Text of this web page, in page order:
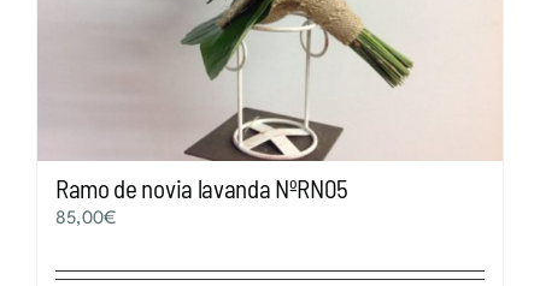
Ramo de novia lavanda NºRN05
85,00€